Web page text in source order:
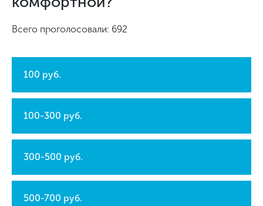
Всего проголосовали: 692
100 руб.
100-300 руб.
300-500 руб.
500-700 руб.